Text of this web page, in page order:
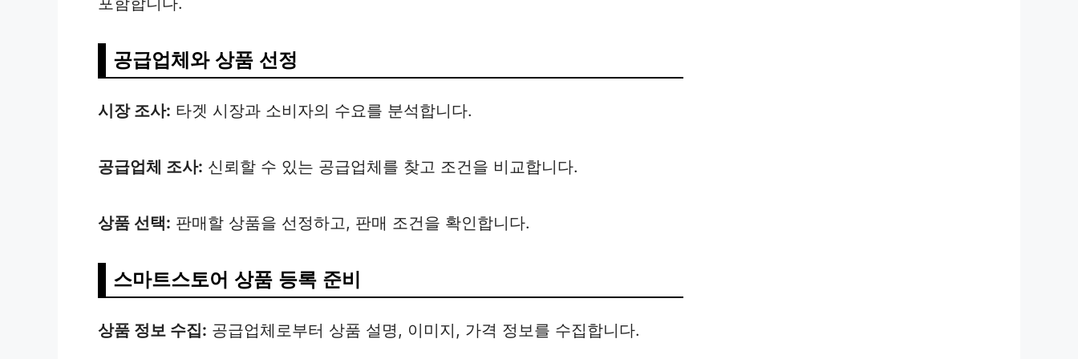
공급업체와 상품 선정
시장 조사: 타겟 시장과 소비자의 수요를 분석합니다.
공급업체 조사: 신뢰할 수 있는 공급업체를 찾고 조건을 비교합니다.
상품 선택: 판매할 상품을 선정하고, 판매 조건을 확인합니다.
스마트스토어 상품 등록 준비
상품 정보 수집: 공급업체로부터 상품 설명, 이미지, 가격 정보를 수집합니다.